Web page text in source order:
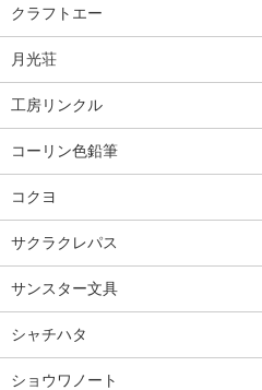
クラフトエー
月光荘
工房リンクル
コーリン色鉛筆
コクヨ
サクラクレパス
サンスター文具
シャチハタ
ショウワノート